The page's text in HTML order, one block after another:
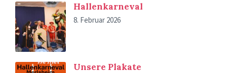
Hallenkarneval
8. Februar 2026
Unsere Plakate